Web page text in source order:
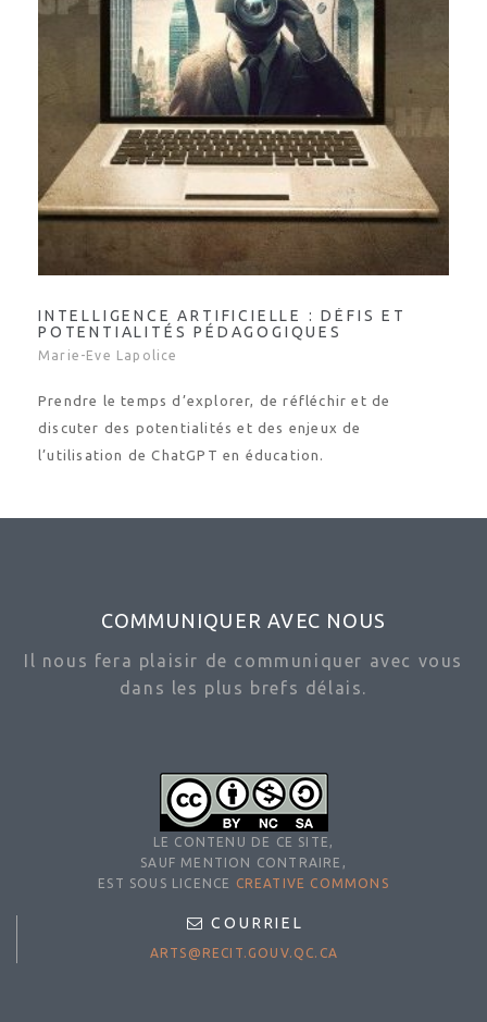
INTELLIGENCE ARTIFICIELLE : DÉFIS ET
POTENTIALITÉS PÉDAGOGIQUES
Marie-Eve Lapolice
Prendre le temps d’explorer, de réfléchir et de
discuter des potentialités et des enjeux de
l’utilisation de ChatGPT en éducation.
COMMUNIQUER AVEC NOUS
Il nous fera plaisir de communiquer avec vous
dans les plus brefs délais.
LE CONTENU DE CE SITE,
SAUF MENTION CONTRAIRE,
EST SOUS LICENCE
CREATIVE COMMONS
COURRIEL
ARTS@RECIT.GOUV.QC.CA